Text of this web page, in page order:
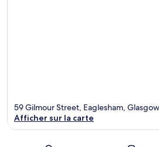
59 Gilmour Street, Eaglesham,
Afficher sur la carte